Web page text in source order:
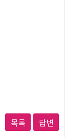
목록 답변